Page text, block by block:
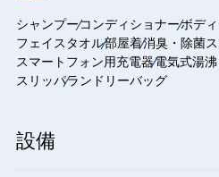
シャンプーコンディショナーボデ
フェイスタオル部屋着消臭・除菌
スマートフォン用充電器電気式湯
スリッパランドリーバッグ
設備